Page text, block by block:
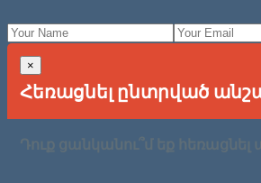
×
Հեռացնել ընտրված
Դուք ցանկանու՞մ եք